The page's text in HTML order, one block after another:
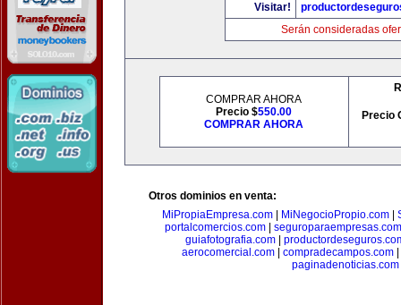
Visitar!
Serán consideradas
COMPRAR AHORA
Precio $550.00
COMPRAR AHORA
Precio
Otros dominios en venta:
MiPropiaEmpresa.com
MiNegocioPropio.com
portalcomercios.com| seguroparaempresas.com
guiafotografia.com
aerocomercial.com| compradecampos.com|
paginadenoticias.com